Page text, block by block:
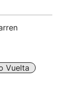
Vuelta